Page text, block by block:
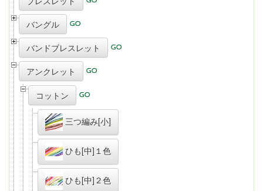
バングル
バンドブレスレット
アンクレット
コットン
三つ編み[小]
ひも[中]１色
ひも[中]２色